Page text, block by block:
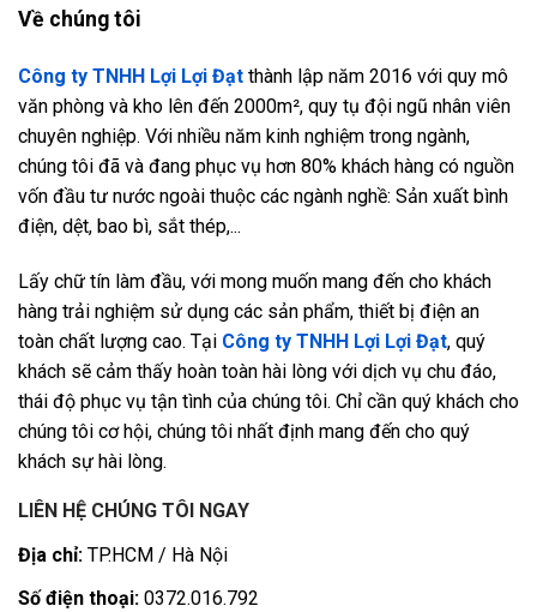
Về chúng tôi
Công ty TNHH Lợi Lợi Đạt thành lập năm 2016 với quy mô
văn phòng và kho lên đến 2000m², quy tụ đội ngũ nhân viên
chuyên nghiệp. Với nhiều năm kinh nghiệm trong ngành,
chúng tôi đã và đang phục vụ hơn 80% khách hàng có nguồn
vốn đầu tư nước ngoài thuộc các ngành nghề: Sản xuất bình
điện, dệt, bao bì, sắt thép,...
Lấy chữ tín làm đầu, với mong muốn mang đến cho khách
hàng trải nghiệm sử dụng các sản phẩm, thiết bị điện an
toàn chất lượng cao. Tại Công ty TNHH Lợi Lợi Đạt, quý
khách sẽ cảm thấy hoàn toàn hài lòng với dịch vụ chu đáo,
thái độ phục vụ tận tình của chúng tôi. Chỉ cần quý khách cho
chúng tôi cơ hội, chúng tôi nhất định mang đến cho quý
khách sự hài lòng.
LIÊN HỆ CHÚNG TÔI NGAY
Địa chỉ: TP.HCM / Hà Nội
Số điện thoại: 0372.016.792